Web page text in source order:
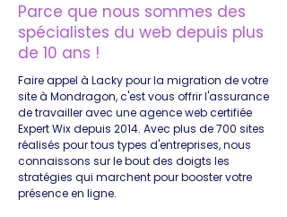
Parce que nous sommes des
spécialistes du web depuis plus
de 10 ans !
Faire appel à Lacky pour la migration de votre
site à Mondragon, c'est vous offrir l'assurance
de travailler avec une agence web certifiée
Expert Wix depuis 2014. Avec plus de 700 sites
réalisés pour tous types d'entreprises, nous
connaissons sur le bout des doigts les
stratégies qui marchent pour booster votre
présence en ligne.